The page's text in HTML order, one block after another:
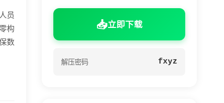
员
构
数
📥立即下载
解压密码 fxyz